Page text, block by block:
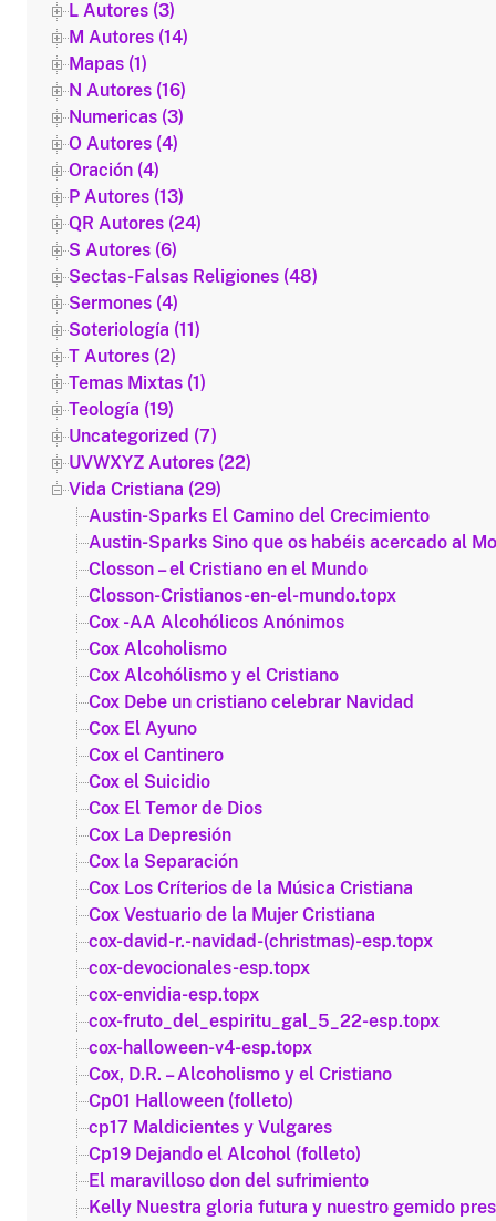
L Autores (3)
M Autores (14)
Mapas (1)
N Autores (16)
Numericas (3)
O Autores (4)
Oración (4)
P Autores (13)
QR Autores (24)
S Autores (6)
Sectas-Falsas Religiones (48)
Sermones (4)
Soteriología (11)
T Autores (2)
Temas Mixtas (1)
Teología (19)
Uncategorized (7)
UVWXYZ Autores (22)
Vida Cristiana (29)
Austin-Sparks El Camino del Crecimiento
Austin-Sparks Sino que os habéis acercado al
Closson – el Cristiano en el Mundo
Closson-Cristianos-en-el-mundo.topx
Cox -AA Alcohólicos Anónimos
Cox Alcoholismo
Cox Alcohólismo y el Cristiano
Cox Debe un cristiano celebrar Navidad
Cox El Ayuno
Cox el Cantinero
Cox el Suicidio
Cox El Temor de Dios
Cox La Depresión
Cox la Separación
Cox Los Críterios de la Música Cristiana
Cox Vestuario de la Mujer Cristiana
cox-david-r.-navidad-(christmas)-esp.topx
cox-devocionales-esp.topx
cox-envidia-esp.topx
cox-fruto_del_espiritu_gal_5_22-esp.topx
cox-halloween-v4-esp.topx
Cox, D.R. – Alcoholismo y el Cristiano
Cp01 Halloween (folleto)
cp17 Maldicientes y Vulgares
Cp19 Dejando el Alcohol (folleto)
El maravilloso don del sufrimiento
Kelly Nuestra gloria futura y nuestro gemido